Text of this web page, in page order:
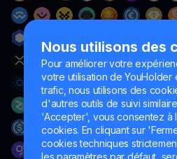
Nous utilisons des
Pour améliorer votre
votre utilisation de YouHolder
trafic, nous utilisons des
d'autres outils de suivi
'Accepter', vous consentez à
cookies. En cliquant sur
cookies techniques